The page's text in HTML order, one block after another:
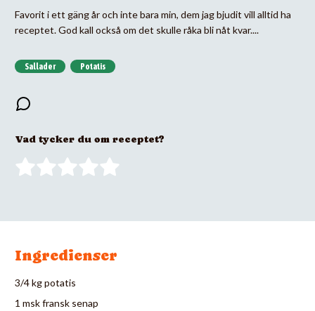
Favorit i ett gäng år och inte bara min, dem jag bjudit vill alltid ha
receptet. God kall också om det skulle råka bli nåt kvar....
Sallader Potatis
Vad tycker du om receptet?
Ingredienser
3/4 kg potatis
1 msk fransk senap